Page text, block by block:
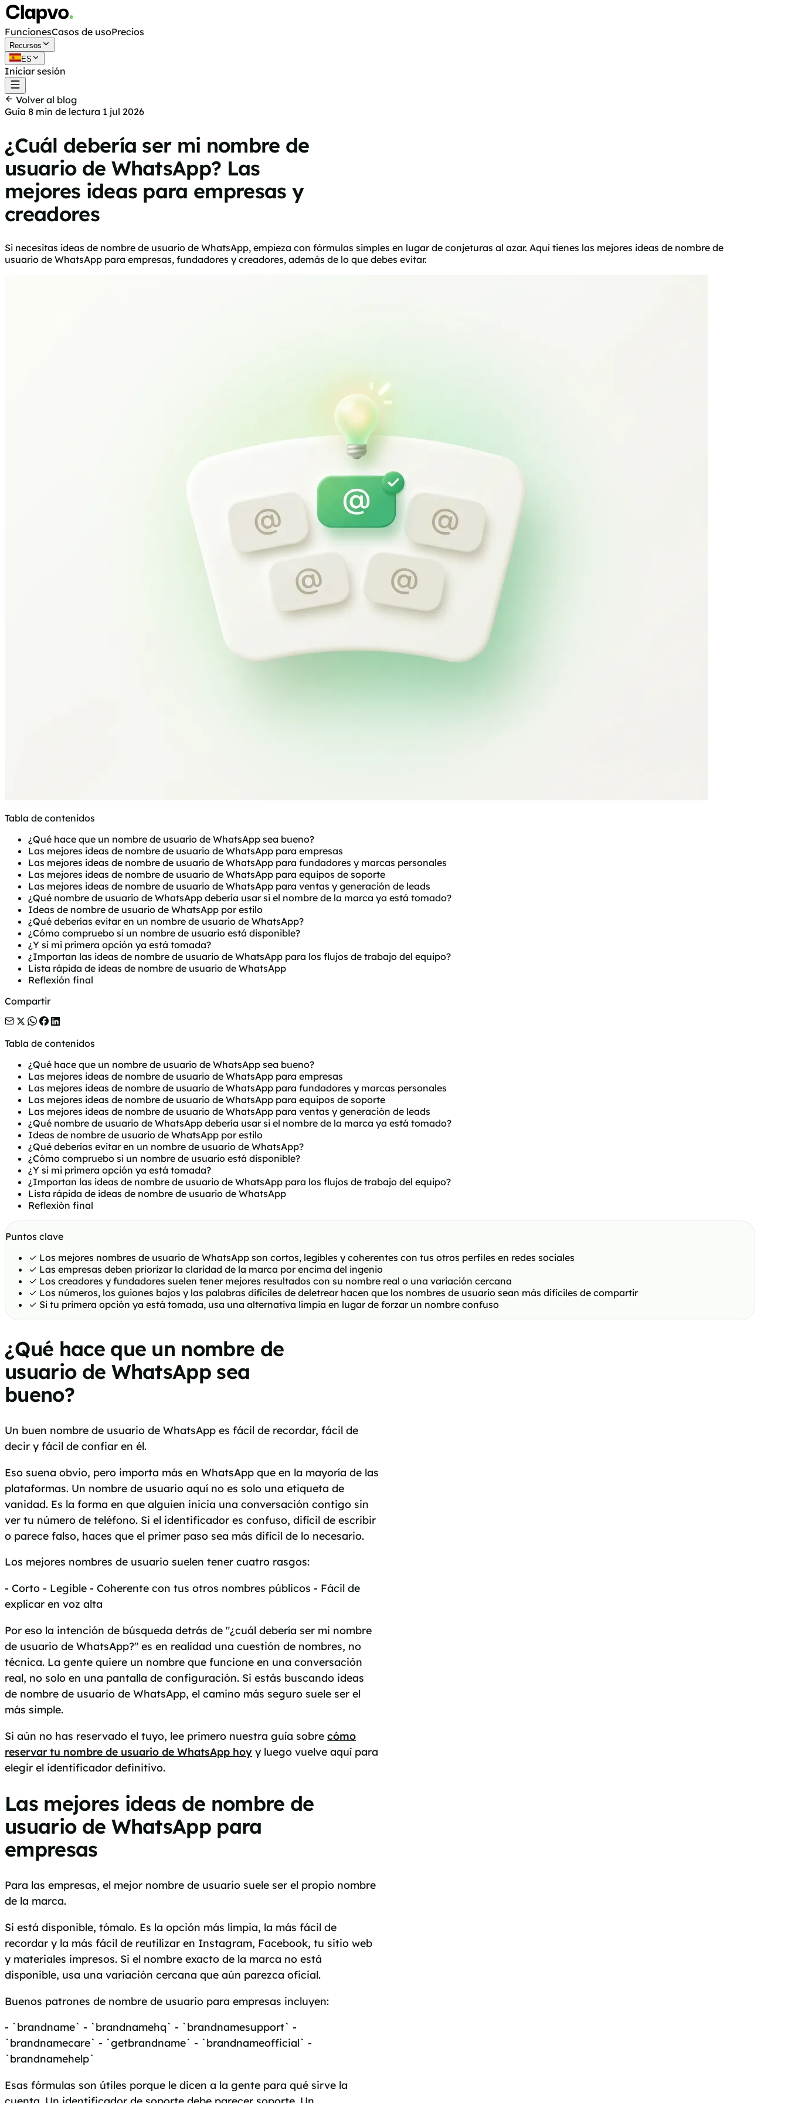
FuncionesCasos de usoPrecios
Recursos
ES
Iniciar sesión
Volver al blog
Guía 8 min de lectura 1 jul 2026
¿Cuál debería ser mi nombre de
usuario de WhatsApp? Las
mejores ideas para empresas y
creadores
Si necesitas ideas de nombre de usuario de WhatsApp, empieza con fórmulas simples en lugar de conjeturas al azar. Aquí tienes las mejores ideas de nombre de
usuario de WhatsApp para empresas, fundadores y creadores, además de lo que debes evitar.
Tabla de contenidos
¿Qué hace que un nombre de usuario de WhatsApp sea bueno?
Las mejores ideas de nombre de usuario de WhatsApp para empresas
Las mejores ideas de nombre de usuario de WhatsApp para fundadores y marcas personales
Las mejores ideas de nombre de usuario de WhatsApp para equipos de soporte
Las mejores ideas de nombre de usuario de WhatsApp para ventas y generación de leads
¿Qué nombre de usuario de WhatsApp debería usar si el nombre de la marca ya está tomado?
Ideas de nombre de usuario de WhatsApp por estilo
¿Qué deberías evitar en un nombre de usuario de WhatsApp?
¿Cómo compruebo si un nombre de usuario está disponible?
¿Y si mi primera opción ya está tomada?
¿Importan las ideas de nombre de usuario de WhatsApp para los flujos de trabajo del equipo?
Lista rápida de ideas de nombre de usuario de WhatsApp
Reflexión final
Compartir
Tabla de contenidos
¿Qué hace que un nombre de usuario de WhatsApp sea bueno?
Las mejores ideas de nombre de usuario de WhatsApp para empresas
Las mejores ideas de nombre de usuario de WhatsApp para fundadores y marcas personales
Las mejores ideas de nombre de usuario de WhatsApp para equipos de soporte
Las mejores ideas de nombre de usuario de WhatsApp para ventas y generación de leads
¿Qué nombre de usuario de WhatsApp debería usar si el nombre de la marca ya está tomado?
Ideas de nombre de usuario de WhatsApp por estilo
¿Qué deberías evitar en un nombre de usuario de WhatsApp?
¿Cómo compruebo si un nombre de usuario está disponible?
¿Y si mi primera opción ya está tomada?
¿Importan las ideas de nombre de usuario de WhatsApp para los flujos de trabajo del equipo?
Lista rápida de ideas de nombre de usuario de WhatsApp
Reflexión final
Puntos clave
✓ Los mejores nombres de usuario de WhatsApp son cortos, legibles y coherentes con tus otros perfiles en redes sociales
✓ Las empresas deben priorizar la claridad de la marca por encima del ingenio
✓ Los creadores y fundadores suelen tener mejores resultados con su nombre real o una variación cercana
✓ Los números, los guiones bajos y las palabras difíciles de deletrear hacen que los nombres de usuario sean más difíciles de compartir
✓ Si tu primera opción ya está tomada, usa una alternativa limpia en lugar de forzar un nombre confuso
¿Qué hace que un nombre de
usuario de WhatsApp sea
bueno?
Un buen nombre de usuario de WhatsApp es fácil de recordar, fácil de
decir y fácil de confiar en él.
Eso suena obvio, pero importa más en WhatsApp que en la mayoría de las
plataformas. Un nombre de usuario aquí no es solo una etiqueta de
vanidad. Es la forma en que alguien inicia una conversación contigo sin
ver tu número de teléfono. Si el identificador es confuso, difícil de escribir
o parece falso, haces que el primer paso sea más difícil de lo necesario.
Los mejores nombres de usuario suelen tener cuatro rasgos:
- Corto - Legible - Coherente con tus otros nombres públicos - Fácil de
explicar en voz alta
Por eso la intención de búsqueda detrás de "¿cuál debería ser mi nombre
de usuario de WhatsApp?" es en realidad una cuestión de nombres, no
técnica. La gente quiere un nombre que funcione en una conversación
real, no solo en una pantalla de configuración. Si estás buscando ideas
de nombre de usuario de WhatsApp, el camino más seguro suele ser el
más simple.
Si aún no has reservado el tuyo, lee primero nuestra guía sobre cómo
reservar tu nombre de usuario de WhatsApp hoy y luego vuelve aquí para
elegir el identificador definitivo.
Las mejores ideas de nombre de
usuario de WhatsApp para
empresas
Para las empresas, el mejor nombre de usuario suele ser el propio nombre
de la marca.
Si está disponible, tómalo. Es la opción más limpia, la más fácil de
recordar y la más fácil de reutilizar en Instagram, Facebook, tu sitio web
y materiales impresos. Si el nombre exacto de la marca no está
disponible, usa una variación cercana que aún parezca oficial.
Buenos patrones de nombre de usuario para empresas incluyen:
- `brandname` - `brandnamehq` - `brandnamesupport` -
`brandnamecare` - `getbrandname` - `brandnameofficial` -
`brandnamehelp`
Esas fórmulas son útiles porque le dicen a la gente para qué sirve la